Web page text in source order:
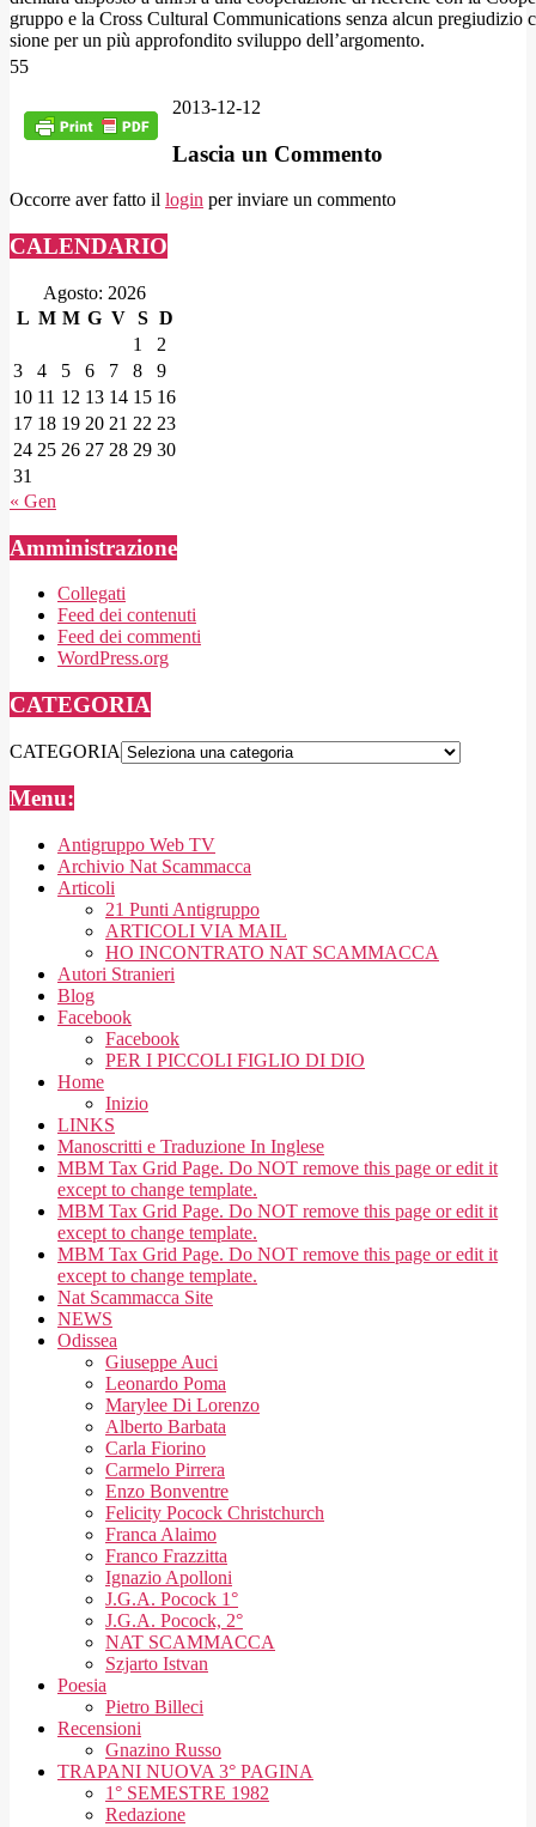
gruppo e la Cross Cultural Communications senza alcun pregiudizio
sione per un più approfondito sviluppo dell’argomento.
55
2013-12-12
Lascia un Commento
Occorre aver fatto il login per inviare un commento
CALENDARIO
Agosto: 2026
L M M G V S D
1
2
3
4 5 6 7 8
9
10 11 12 13 14 15 16
17 18 19 20 21 22 23
24 25 26 27 28 29 30
31
« Gen
Amministrazione
Collegati
Feed dei contenuti
Feed dei commenti
WordPress.org
CATEGORIA
CATEGORIA
Menu:
Antigruppo Web TV
Archivio Nat Scammacca
Articoli
21 Punti Antigruppo
ARTICOLI VIA MAIL
HO INCONTRATO NAT SCAMMACCA
Autori Stranieri
Blog
Facebook
Facebook
PER I PICCOLI FIGLIO DI DIO
Home
Inizio
LINKS
Manoscritti e Traduzione In Inglese
MBM Tax Grid Page. Do NOT remove this page or edit it
except to change template.
MBM Tax Grid Page. Do NOT remove this page or edit it
except to change template.
MBM Tax Grid Page. Do NOT remove this page or edit it
except to change template.
Nat Scammacca Site
NEWS
Odissea
Giuseppe Auci
Leonardo Poma
Marylee Di Lorenzo
Alberto Barbata
Carla Fiorino
Carmelo Pirrera
Enzo Bonventre
Felicity Pocock Christchurch
Franca Alaimo
Franco Frazzitta
Ignazio Apolloni
J.G.A. Pocock 1°
J.G.A. Pocock, 2°
NAT SCAMMACCA
Szjarto Istvan
Poesia
Pietro Billeci
Recensioni
Gnazino Russo
TRAPANI NUOVA 3° PAGINA
1° SEMESTRE 1982
Redazione